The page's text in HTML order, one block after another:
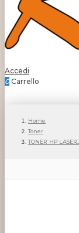
Accedi
0 Carrello
Home
Toner
TONER HP